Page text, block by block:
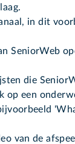
in dit
SeniorWeb
die
op een
van de